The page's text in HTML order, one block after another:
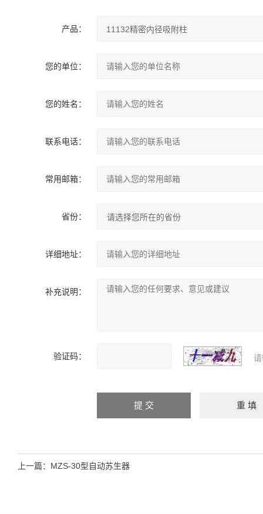
产品：
您的单位：
您的姓名：
联系电话：
常用邮箱：
省份：
详细地址：
补充说明：
验证码：
上一篇： MZS-30型自动苏生器